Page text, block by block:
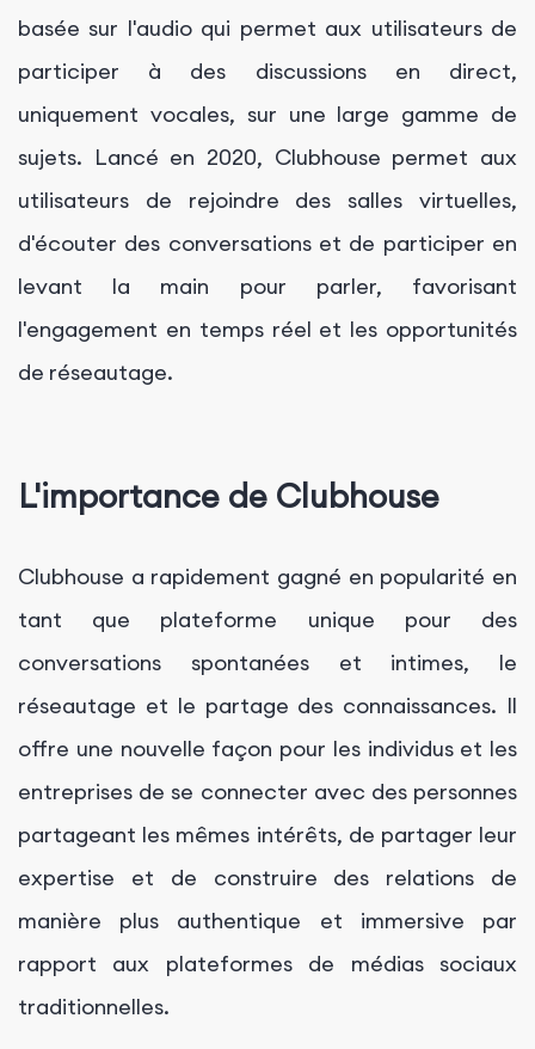
basée sur l'audio qui permet aux utilisateurs de
participer à des discussions en direct,
uniquement vocales, sur une large gamme de
sujets. Lancé en 2020, Clubhouse permet aux
utilisateurs de rejoindre des salles virtuelles,
d'écouter des conversations et de participer en
levant la main pour parler, favorisant
l'engagement en temps réel et les opportunités
de réseautage.
L'importance de Clubhouse
Clubhouse a rapidement gagné en popularité en
tant que plateforme unique pour des
conversations spontanées et intimes, le
réseautage et le partage des connaissances. Il
offre une nouvelle façon pour les individus et les
entreprises de se connecter avec des personnes
partageant les mêmes intérêts, de partager leur
expertise et de construire des relations de
manière plus authentique et immersive par
rapport aux plateformes de médias sociaux
traditionnelles.